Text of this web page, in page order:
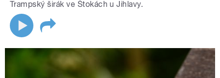
Trampský širák ve Štokách u Jihlavy.